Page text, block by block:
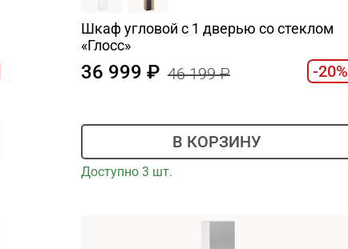
Шкаф угловой с 1 дверью со стеклом
«Глосс»
36 999 46 199 -20%
В КОРЗИНУ
Доступно 3 шт.